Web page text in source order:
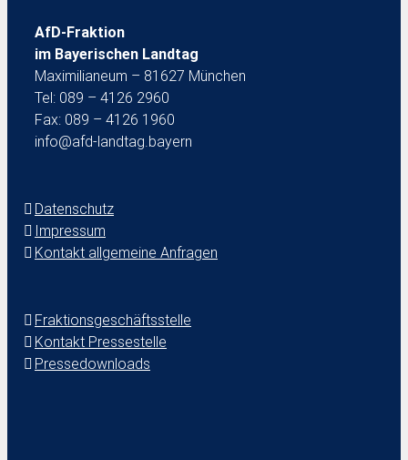
AfD-Fraktion
im Bayerischen Landtag
Maximilianeum – 81627 München
Tel: 089 – 4126 2960
Fax: 089 – 4126 1960
info@afd-landtag.bayern
Datenschutz
Impressum
Kontakt allgemeine Anfragen
Fraktionsgeschäftsstelle
Kontakt Pressestelle
Pressedownloads